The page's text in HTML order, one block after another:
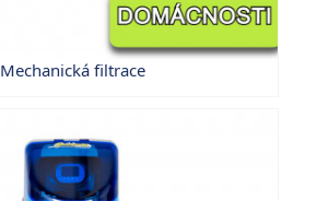
Mechanická filtrace